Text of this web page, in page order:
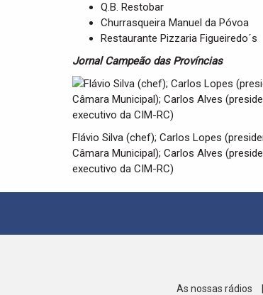
Q.B. Restobar
Churrasqueira Manuel da Póvoa
Restaurante Pizzaria Figueiredo´s
Jornal Campeão das Províncias
Flávio Silva (chef); Carlos Lopes
Câmara Municipal); Carlos Alves
executivo da CIM-RC)
As nossas rádios